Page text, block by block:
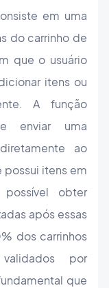
em uma
do carrinho de
que o usuário
itens ou
A função
enviar uma
ao
possui itens em
obter
após essas
dos carrinhos
por
que